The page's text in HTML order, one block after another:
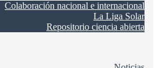
Colaboración nacional e internacional
La Liga Solar
Repositorio ciencia abierta